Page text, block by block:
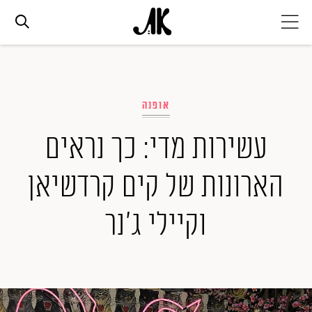
אופנה
ביוטי
סלבס
המגזין
אופנה
עשירות מדי: כך נראים
הארונות של קים קרדשיאן
וקיילי ג'נר